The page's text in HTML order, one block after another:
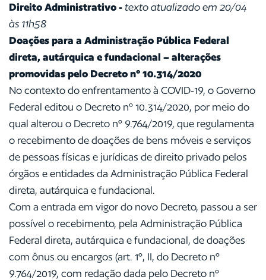
Direito Administrativo - texto atualizado em 20/04
às 11h58
Doações para a Administração Pública Federal
direta, autárquica e fundacional – alterações
promovidas pelo Decreto nº 10.314/2020
No contexto do enfrentamento à COVID-19, o Governo
Federal editou o Decreto nº 10.314/2020, por meio do
qual alterou o Decreto nº 9.764/2019, que regulamenta
o recebimento de doações de bens móveis e serviços
de pessoas físicas e jurídicas de direito privado pelos
órgãos e entidades da Administração Pública Federal
direta, autárquica e fundacional.
Com a entrada em vigor do novo Decreto, passou a ser
possível o recebimento, pela Administração Pública
Federal direta, autárquica e fundacional, de doações
com ônus ou encargos (art. 1º, II, do Decreto nº
9.764/2019, com redação dada pelo Decreto nº